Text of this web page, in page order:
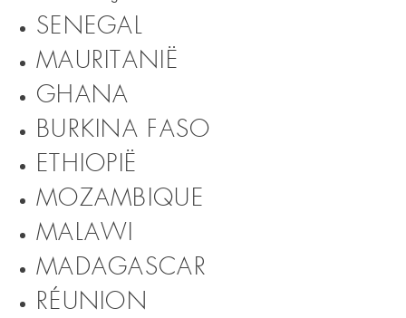
SENEGAL
MAURITANIË
GHANA
BURKINA FASO
ETHIOPIË
MOZAMBIQUE
MALAWI
MADAGASCAR
RÉUNION